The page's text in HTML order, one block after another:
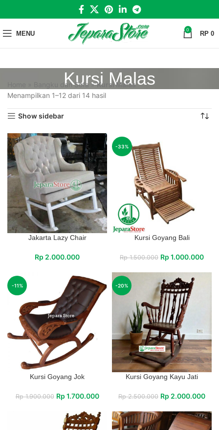
MENU 0 RP 0
Kursi Malas
Bangku dan Sofa »Kursi Malas
Menampilkan 1–12 dari 14 hasil
Show sidebar
Jakarta Lazy Chair
Rp 2.000.000
-33%
Kursi Goyang Bali
Rp1.500.000 Rp 1.000.000
-11%
Kursi Goyang Jok
Rp1.900.000 Rp 1.700.000
-20%
Kursi Goyang Kayu Jati
Rp2.500.000 Rp 2.000.000